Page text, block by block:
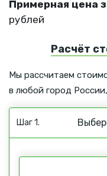
Примерная цена
рублей
Расчёт
Мы рассчитаем
в любой город
Шаг 1.